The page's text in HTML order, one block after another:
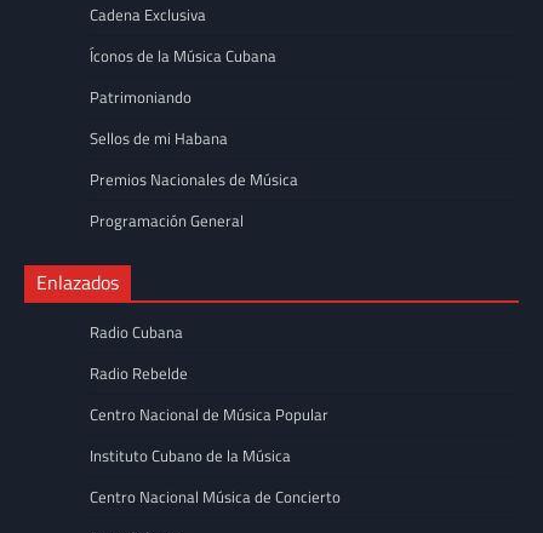
Cadena Exclusiva
Íconos de la Música Cubana
Patrimoniando
Sellos de mi Habana
Premios Nacionales de Música
Programación General
Enlazados
Radio Cubana
Radio Rebelde
Centro Nacional de Música Popular
Instituto Cubano de la Música
Centro Nacional Música de Concierto